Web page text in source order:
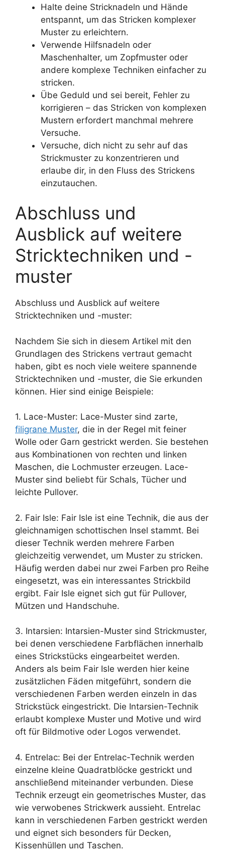
Halte deine Stricknadeln und Hände
entspannt, um das Stricken komplexer
Muster zu erleichtern.
Verwende Hilfsnadeln oder
Maschenhalter, um Zopfmuster oder
andere komplexe Techniken einfacher zu
stricken.
Übe Geduld und sei bereit, Fehler zu
korrigieren – das Stricken von komplexen
Mustern erfordert manchmal mehrere
Versuche.
Versuche, dich nicht zu sehr auf das
Strickmuster zu konzentrieren und
erlaube dir, in den Fluss des Strickens
einzutauchen.
Abschluss und
Ausblick auf weitere
Stricktechniken und -
muster
Abschluss und Ausblick auf weitere
Stricktechniken und -muster:
Nachdem Sie sich in diesem Artikel mit den
Grundlagen des Strickens vertraut gemacht
haben, gibt es noch viele weitere spannende
Stricktechniken und -muster, die Sie erkunden
können. Hier sind einige Beispiele:
1. Lace-Muster: Lace-Muster sind zarte,
filigrane Muster, die in der Regel mit feiner
Wolle oder Garn gestrickt werden. Sie bestehen
aus Kombinationen von rechten und linken
Maschen, die Lochmuster erzeugen. Lace-
Muster sind beliebt für Schals, Tücher und
leichte Pullover.
2. Fair Isle: Fair Isle ist eine Technik, die aus der
gleichnamigen schottischen Insel stammt. Bei
dieser Technik werden mehrere Farben
gleichzeitig verwendet, um Muster zu stricken.
Häufig werden dabei nur zwei Farben pro Reihe
eingesetzt, was ein interessantes Strickbild
ergibt. Fair Isle eignet sich gut für Pullover,
Mützen und Handschuhe.
3. Intarsien: Intarsien-Muster sind Strickmuster,
bei denen verschiedene Farbflächen innerhalb
eines Strickstücks eingearbeitet werden.
Anders als beim Fair Isle werden hier keine
zusätzlichen Fäden mitgeführt, sondern die
verschiedenen Farben werden einzeln in das
Strickstück eingestrickt. Die Intarsien-Technik
erlaubt komplexe Muster und Motive und wird
oft für Bildmotive oder Logos verwendet.
4. Entrelac: Bei der Entrelac-Technik werden
einzelne kleine Quadratblöcke gestrickt und
anschließend miteinander verbunden. Diese
Technik erzeugt ein geometrisches Muster, das
wie verwobenes Strickwerk aussieht. Entrelac
kann in verschiedenen Farben gestrickt werden
und eignet sich besonders für Decken,
Kissenhüllen und Taschen.